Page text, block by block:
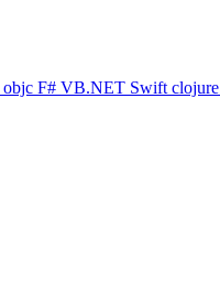
objc F# VB.NET Swift clojure